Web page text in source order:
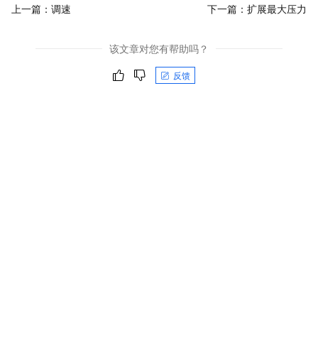
上一篇： 调速 下一篇： 扩展最大压力
该文章对您有帮助吗？
反馈